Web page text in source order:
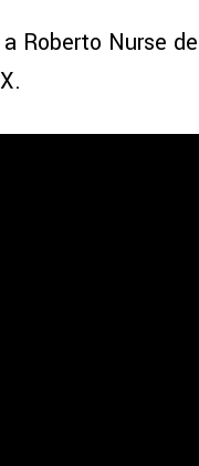
Roberto Nurse de